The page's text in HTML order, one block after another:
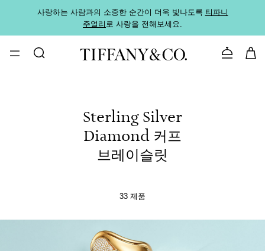
사랑하는 사람과의 소중한 순간이 더욱 빛나도록 티파니
주얼리로 사랑을 전해보세요.
문의하기
Sterling Silver
Diamond 커프
브레이슬릿
33 제품